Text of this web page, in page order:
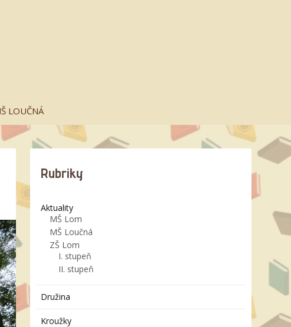
LOUČNÁ
Rubriky
Aktuality
MŠ Lom
MŠ Loučná
ZŠ Lom
I. stupeň
II. stupeň
Družina
Kroužky